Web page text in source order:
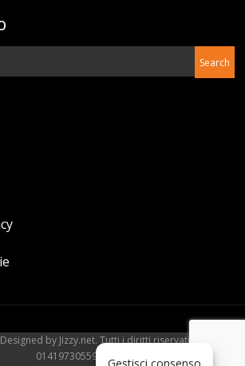
by Jizzy.net. Tutti i diritti riservati. P.Iva
01419730559
Gestisci consenso